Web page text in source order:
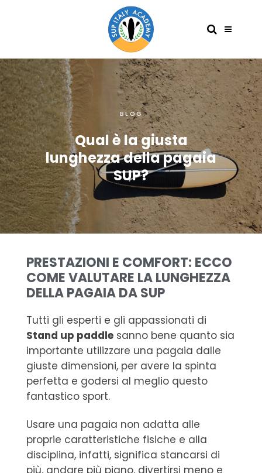
BLOG
Qual è la giusta
lunghezza della pagaia
SUP?
PRESTAZIONI E COMFORT: ECCO
COME VALUTARE LA LUNGHEZZA
DELLA PAGAIA DA SUP
Tutti gli esperti e gli appassionati di
Stand up paddlesanno bene quanto sia
importante utilizzare una pagaia dalle
giuste dimensioni, per avere la spinta
perfetta e godersi al meglio questo
fantastico sport.
Usare una pagaia non adatta alle
proprie caratteristiche fisiche e alla
disciplina, infatti, significa stancarsi di
più, andare più piano, divertirsi meno e